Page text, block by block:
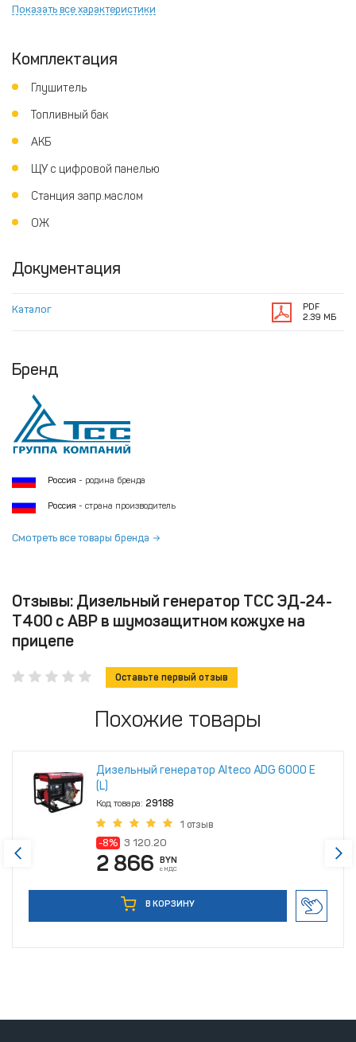
Показать все характеристики
Комплектация
Глушитель
Топливный бак
АКБ
ЩУ с цифровой панелью
Станция запр.маслом
ОЖ
Документация
Каталог
PDF
2.39 МБ
Бренд
Россия - родина бренда
Россия - страна производитель
Смотреть все товары бренда
Отзывы: Дизельный генератор ТСС ЭД-24-
Т400 с АВР в шумозащитном кожухе на
прицепе
Оставьте первый отзыв
Похожие товары
Дизельный генератор Alteco ADG 6000 Е
(L)
Код товара: 29188
1 отзыв
-8% 3 120.20
2 866 BYN
с НДС
В КОРЗИНУ